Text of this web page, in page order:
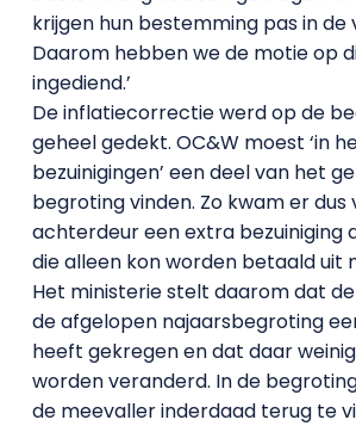
krijgen hun bestemming pas in de
Daarom hebben we de motie op
ingediend.’
De inflatiecorrectie werd op de
geheel gedekt. OC&W moest ‘in
bezuinigingen’ een deel van het
begroting vinden. Zo kwam er dus
achterdeur een extra bezuiniging
die alleen kon worden betaald uit
Het ministerie stelt daarom dat
de afgelopen najaarsbegroting
heeft gekregen en dat daar
worden veranderd. In de
de meevaller inderdaad terug te